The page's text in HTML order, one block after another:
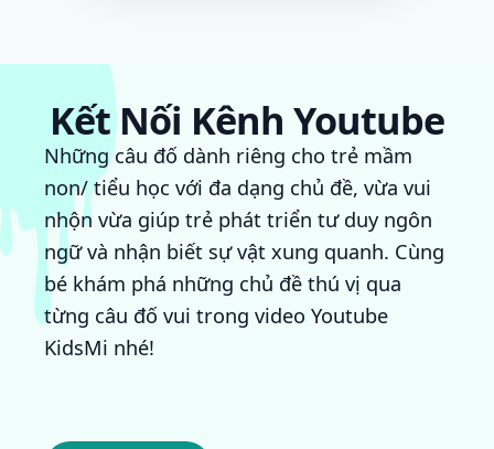
Kết Nối Kênh Youtube
Những câu đố dành riêng cho trẻ mầm
non/ tiểu học với đa dạng chủ đề, vừa vui
nhộn vừa giúp trẻ phát triển tư duy ngôn
ngữ và nhận biết sự vật xung quanh. Cùng
bé khám phá những chủ đề thú vị qua
từng câu đố vui trong video Youtube
KidsMi nhé!